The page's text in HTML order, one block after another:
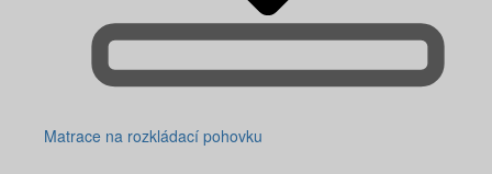
Matrace na rozkládací pohovku